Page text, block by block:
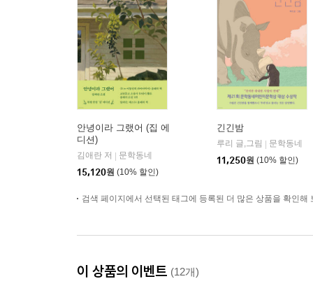
안녕이라 그랬어 (집 에
디션)
김애란 저
문학동네
15,120원 (10% 할인)
긴긴밤
루리 글,그림
문학동네
11,250원 (10% 할인)
검색 페이지에서 선택된 태그에 등록된 더 많은 상품을 확인해
이 상품의 이벤트 (12개)